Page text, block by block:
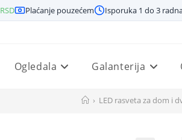
RSD Plaćanje pouzećem Isporuka 1 do 3
Ogledala Galanterija
› LED rasveta za dom i